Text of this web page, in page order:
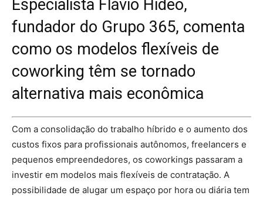
Especialista Flávio Hideo,
fundador do Grupo 365, comenta
como os modelos flexíveis de
coworking têm se tornado
alternativa mais econômica
Com a consolidação do trabalho híbrido e o aumento dos
custos fixos para profissionais autônomos, freelancers e
pequenos empreendedores, os coworkings passaram a
investir em modelos mais flexíveis de contratação. A
possibilidade de alugar um espaço por hora ou diária tem